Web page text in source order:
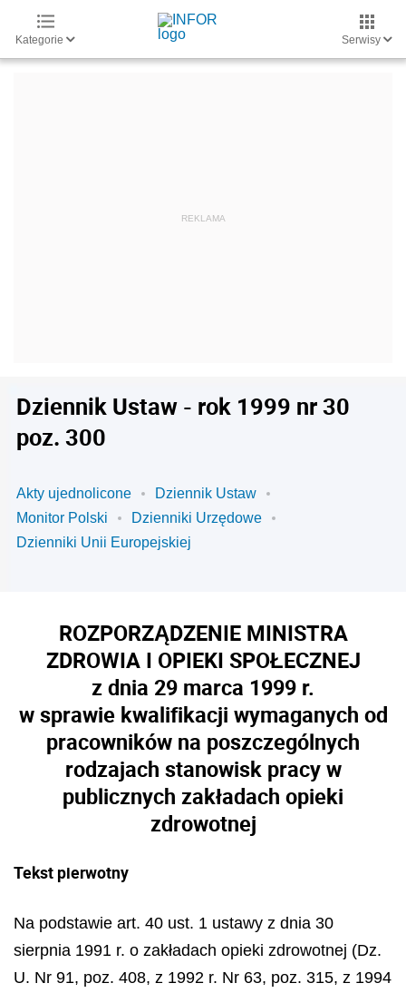
Kategorie Serwisy
Dziennik Ustaw - rok 1999 nr 30
poz. 300
Akty ujednolicone
Dziennik Ustaw
Monitor Polski
Dzienniki Urzędowe
Dzienniki Unii Europejskiej
ROZPORZĄDZENIE MINISTRA
ZDROWIA I OPIEKI SPOŁECZNEJ
z dnia 29 marca 1999 r.
w sprawie kwalifikacji wymaganych od
pracowników na poszczególnych
rodzajach stanowisk pracy w
publicznych zakładach opieki
zdrowotnej
Tekst pierwotny
Na podstawie art. 40 ust. 1 ustawy z dnia 30
sierpnia 1991 r. o zakładach opieki zdrowotnej (Dz.
U. Nr 91, poz. 408, z 1992 r. Nr 63, poz. 315, z 1994